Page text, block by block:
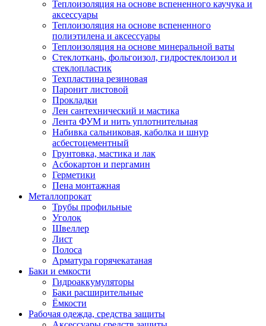
Теплоизоляция на основе вспененного каучука и
аксессуары
Теплоизоляция на основе вспененного
полиэтилена и аксессуары
Теплоизоляция на основе минеральной ваты
Стеклоткань, фольгоизол, гидростеклоизол и
стеклопластик
Техпластина резиновая
Паронит листовой
Прокладки
Лен сантехнический и мастика
Лента ФУМ и нить уплотнительная
Набивка сальниковая, каболка и шнур
асбестоцементный
Грунтовка, мастика и лак
Асбокартон и пергамин
Герметики
Пена монтажная
Металлопрокат
Трубы профильные
Уголок
Швеллер
Лист
Полоса
Арматура горячекатаная
Баки и емкости
Гидроаккумуляторы
Баки расширительные
Ёмкости
Рабочая одежда, средства защиты